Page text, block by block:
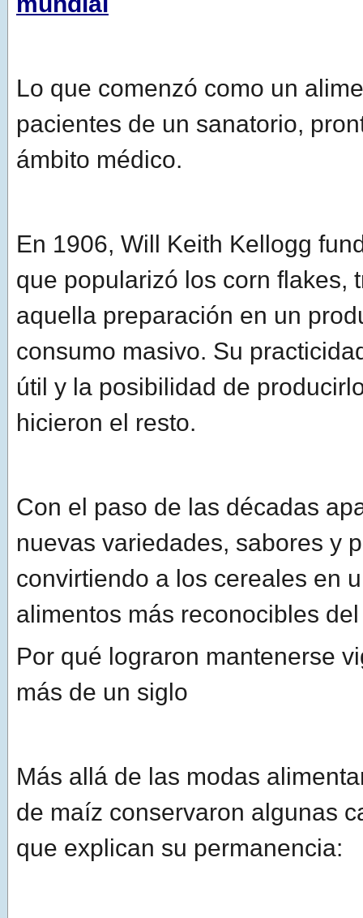
Lo que comenzó como un
pacientes de un sanatorio,
ámbito médico.
En 1906, Will Keith Kellogg
que popularizó los corn flakes,
aquella preparación en un
consumo masivo. Su
útil y la posibilidad de
hicieron el resto.
Con el paso de las décadas
nuevas variedades, sabores y
convirtiendo a los cereales en
alimentos más reconocibles
Por qué lograron mantenerse
más de un siglo
Más allá de las modas
de maíz conservaron algunas
que explican su permanencia: